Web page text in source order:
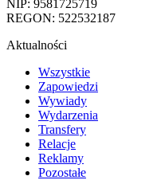
NIP: 9581725719
REGON: 522532187
Aktualności
Wszystkie
Zapowiedzi
Wywiady
Wydarzenia
Transfery
Relacje
Reklamy
Pozostałe